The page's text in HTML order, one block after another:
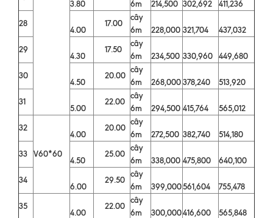
3.80 6m 214,500 302,692
411,236
28
4.00
17.00
cây
6m
228,000 321,704
437,032
29
4.30
17.50
cây
6m
234,500 330,960
449,680
30
4.50
20.00
cây
6m
268,000378,240
513,920
31
5.00
22.00
cây
6m
294,500 415,764
565,012
32
V60*60
4.00
20.00
cây
6m
272,500 382,740
514,180
33
4.50
25.00
cây
6m
338,000 475,800
640,100
34
6.00
29.50
cây
6m
399,000561,604
755,478
35
4.00
22.00
cây
6m
300,000416,600
565,848